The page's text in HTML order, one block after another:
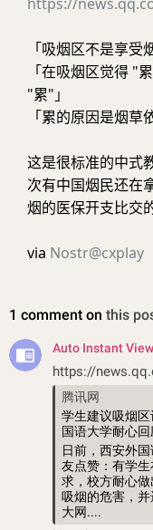
「吸烟区不是享受
「在吸烟区觉得 "
"累"」
「累的原因是烟草
这是很标准的中式
次有中国烟民还在
烟的医保开支比交
via Nostr@cxplay